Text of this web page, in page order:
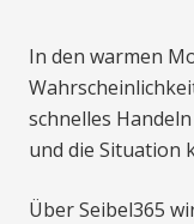
In den warmen
schnelles
und die Situation
Über Seibel365